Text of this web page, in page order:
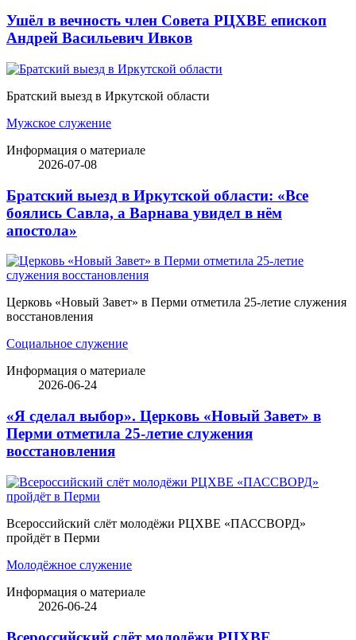
Ушёл в вечность член Совета РЦХВЕ епископ
Андрей Васильевич Ивков
Братский выезд в Иркутской области
Мужское служение
Информация о материале
2026-07-08
Братский выезд в Иркутской области: «Все
боялись Савла, а Варнава увидел в нём
апостола»
Церковь «Новый Завет» в Перми отметила 25-летие служения
восстановления
Социальное служение
Информация о материале
2026-06-24
«Я сделал выбор». Церковь «Новый Завет» в
Перми отметила 25-летие служения
восстановления
Всероссийский слёт молодёжи РЦХВЕ «ПАССВОРД»
пройдёт в Перми
Молодёжное служение
Информация о материале
2026-06-24